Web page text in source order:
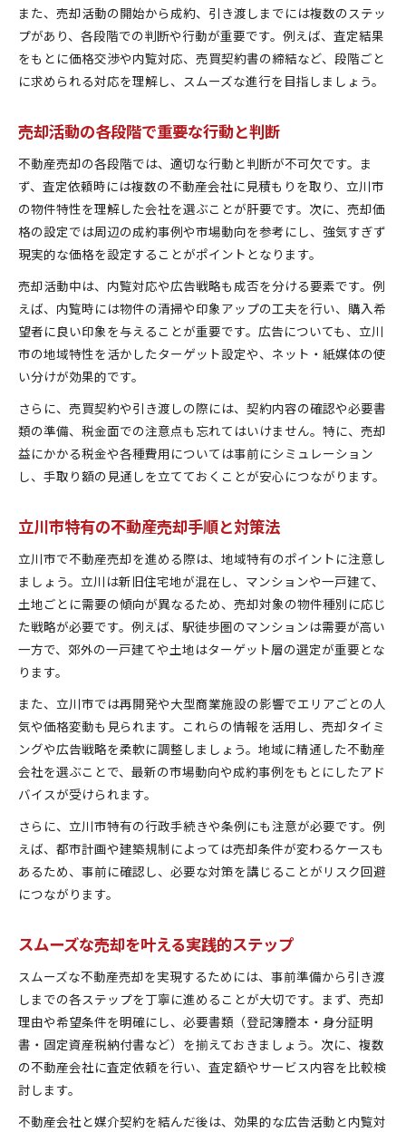
また、売却活動の開始から成約、引き渡しまでには複数のステッ
プがあり、各段階での判断や行動が重要です。例えば、査定結果
をもとに価格交渉や内覧対応、売買契約書の締結など、段階ごと
に求められる対応を理解し、スムーズな進行を目指しましょう。
売却活動の各段階で重要な行動と判断
不動産売却の各段階では、適切な行動と判断が不可欠です。ま
ず、査定依頼時には複数の不動産会社に見積もりを取り、立川市
の物件特性を理解した会社を選ぶことが肝要です。次に、売却価
格の設定では周辺の成約事例や市場動向を参考にし、強気すぎず
現実的な価格を設定することがポイントとなります。
売却活動中は、内覧対応や広告戦略も成否を分ける要素です。例
えば、内覧時には物件の清掃や印象アップの工夫を行い、購入希
望者に良い印象を与えることが重要です。広告についても、立川
市の地域特性を活かしたターゲット設定や、ネット・紙媒体の使
い分けが効果的です。
さらに、売買契約や引き渡しの際には、契約内容の確認や必要書
類の準備、税金面での注意点も忘れてはいけません。特に、売却
益にかかる税金や各種費用については事前にシミュレーション
し、手取り額の見通しを立てておくことが安心につながります。
立川市特有の不動産売却手順と対策法
立川市で不動産売却を進める際は、地域特有のポイントに注意し
ましょう。立川は新旧住宅地が混在し、マンションや一戸建て、
土地ごとに需要の傾向が異なるため、売却対象の物件種別に応じ
た戦略が必要です。例えば、駅徒歩圏のマンションは需要が高い
一方で、郊外の一戸建てや土地はターゲット層の選定が重要とな
ります。
また、立川市では再開発や大型商業施設の影響でエリアごとの人
気や価格変動も見られます。これらの情報を活用し、売却タイミ
ングや広告戦略を柔軟に調整しましょう。地域に精通した不動産
会社を選ぶことで、最新の市場動向や成約事例をもとにしたアド
バイスが受けられます。
さらに、立川市特有の行政手続きや条例にも注意が必要です。例
えば、都市計画や建築規制によっては売却条件が変わるケースも
あるため、事前に確認し、必要な対策を講じることがリスク回避
につながります。
スムーズな売却を叶える実践的ステップ
スムーズな不動産売却を実現するためには、事前準備から引き渡
しまでの各ステップを丁寧に進めることが大切です。まず、売却
理由や希望条件を明確にし、必要書類（登記簿謄本・身分証明
書・固定資産税納付書など）を揃えておきましょう。次に、複数
の不動産会社に査定依頼を行い、査定額やサービス内容を比較検
討します。
不動産会社と媒介契約を結んだ後は、効果的な広告活動と内覧対